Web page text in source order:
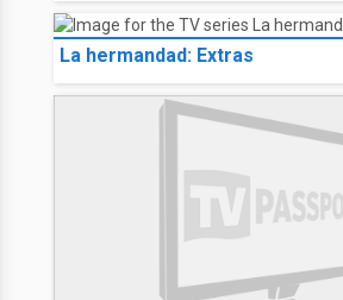
La hermandad: Extras